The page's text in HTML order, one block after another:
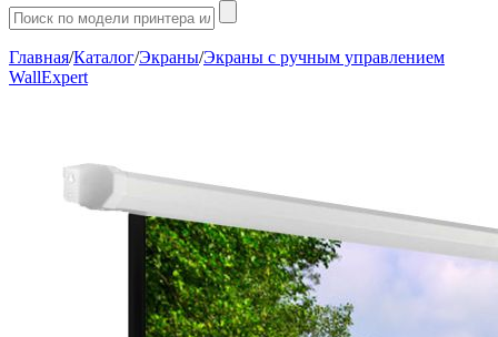
Главная/Каталог/Экраны/Экраны с ручным управлением
WallExpert